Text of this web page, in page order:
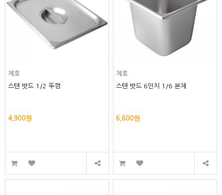
제호
스텐 밧드 1/2 뚜껑
4,900원
제호
스텐 밧드 6인치 1/6 본체
6,600원